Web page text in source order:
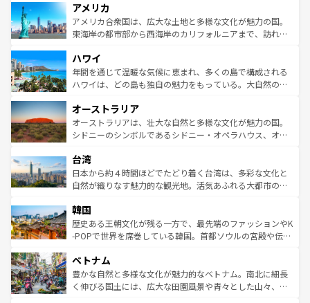
ンツ一覧を参照してほしい。
の建物がそのまま残る町や、スイスならではのユニークな
博物館もあり、アルプス観光だけでなく町歩きも満喫する
ことができる。国民の所得が高いため物価も高いが、旅行
ば市内交通費無料で観光を楽しむこともできる。 なお、新
着のスイス情報はコンテンツ一覧 を参照してほしい。
アメリカ
アメリカ合衆国は、広大な土地と多様な文化が魅力の国。
東海岸の都市部から西海岸のカリフォルニアまで、訪れる
のような巨大都市は、観光、ショッピング、エンターテイ
ンメントが詰まった刺激的なスポットだ。一方、アメリカ
西部には大自然が広がり、グランドキャニオンやイエロー
部のニューオーリンズでは、音楽と美食が融合した独特の
文化が魅力。旅行者はアメリカの各地域で異なる魅力を楽
しみながら、その多様性と豊かな歴史を感じることができ
ならではの贅沢な旅のスタイルだ。 なお、新着のアメリカ
情報はコンテンツ一覧を参照してほしい。
ハワイ
年間を通じて温暖な気候に恵まれ、多くの島で構成される
ハワイは、どの島も独自の魅力をもっている。大自然の神
ワイ島は見逃せない。また、定番の観光地といえばオアフ
島だが、静かな自然を求めるならマウイ島やカウアイ島が
おすすめ。エメラルドグリーンに輝く海をはじめ、豊かな
れるおもてなしの心で訪れる人々を迎えてくれるハワイの
人々、おいしいローカルフードやハワイアンミュージッ
ク、伝統的なフラダンスなど、すべてがハワイの魅力を彩
ワイを、存分に味わってほしい。 なお、新着のハワイ情報
はコンテンツ一覧を参照してほしい。
オーストラリア
オーストラリアは、壮大な自然と多様な文化が魅力の国。
シドニーのシンボルであるシドニー・オペラハウス、オー
リアリーフや大陸中央部にそびえるウルル（エアーズロッ
ク）、タスマニアの美しい原生林やケアンズの熱帯雨林な
ど、見どころがたくさん。また、カフェやワイン、オージ
いる。アクティビティも充実しており、サーフィンやダイ
ビング、ハイキングなど、アウトドア好きにはたまらな
い。オーストラリアの多彩な魅力を存分に味わいつくそ
参照してほしい。
台湾
日本から約４時間ほどでたどり着く台湾は、多彩な文化と
自然が織りなす魅力的な観光地。活気あふれる大都市の台
ン）、静ひつな山岳地帯である台湾東部など、都市の喧騒
と山間の静けさが共存しており、訪れる人に新しい発見と
驚きをもたらしてくれる。また、奥深い台湾の食文化も魅
容にもいいと評判のスイーツなど、バラエティ豊かな料理
が味わえる。 なお、新着の台湾情報は コンテンツ一覧を参
照してほしい。
韓国
歴史ある王朝文化が残る一方で、最先端のファッションやK
-POPで世界を席巻している韓国。首都ソウルの宮殿や伝統
き、地方に足を延ばせば四季折々の自然美を楽しむことが
できる。そして、キムチや焼肉、絶品のストリートフード
まで、さまざまな韓国料理が待っている。夜には、韓国な
ベトナム
豊かな自然と多様な文化が魅力的なベトナム。南北に細長
く伸びる国土には、広大な田園風景や青々とした山々、世